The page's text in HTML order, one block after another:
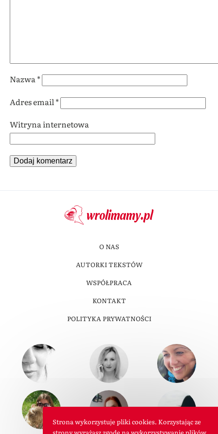
Nazwa*
Adres email *
Witryna internetowa
O NAS
AUTORKI TEKSTÓW
WSPÓŁPRACA
KONTAKT
POLITYKA PRYWATNOŚCI
Strona wykorzystuje pliki cookies. Korzystając ze